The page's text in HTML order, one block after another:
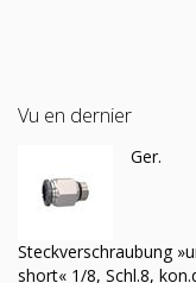
Vu en dernier
Ger.
Steckverschraubung
short« 1/8, Schl.8,